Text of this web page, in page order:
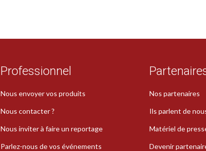
Professionnel
Nous envoyer vos produits
Nous contacter ?
Nous inviter à faire un reportage
Parlez-nous de vos événements
Nos partenaires
Ils parlent de
Matériel de
Devenir